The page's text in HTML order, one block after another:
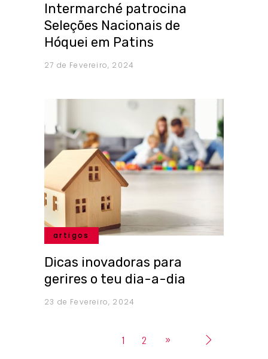
Intermarché patrocina
Seleções Nacionais de
Hóquei em Patins
27 de Fevereiro, 2024
artigos
Dicas inovadoras para
gerires o teu dia-a-dia
23 de Fevereiro, 2024
1 2